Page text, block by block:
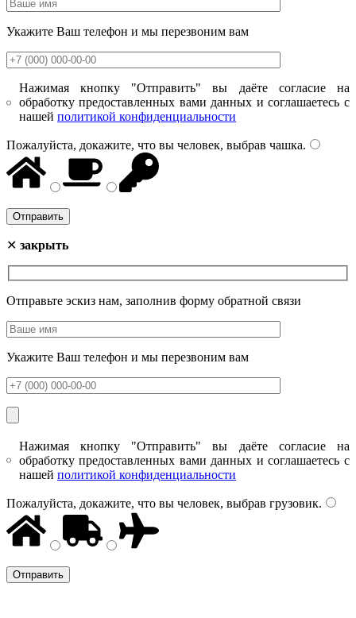
Укажите Ваш телефон и мы перезвоним вам
Нажимая кнопку "Отправить" вы даёте согласие на
обработку предоставленных вами данных и соглашаетесь с
нашей политикой конфиденциальности
Пожалуйста, докажите, что вы человек, выбрав чашка.
✕ закрыть
Отправьте эскиз нам, заполнив форму обратной связи
Укажите Ваш телефон и мы перезвоним вам
Нажимая кнопку "Отправить" вы даёте согласие на
обработку предоставленных вами данных и соглашаетесь с
нашей политикой конфиденциальности
Пожалуйста, докажите, что вы человек, выбрав грузовик.